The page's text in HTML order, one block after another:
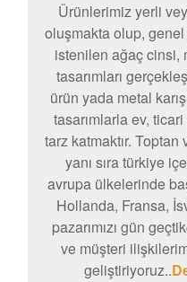
Ürünlerimiz yerli
oluşmakta olup,
istenilen ağaç cinsi,
tasarımları
ürün yada metal
tasarımlarla ev,
tarz katmaktır. Toptan
yanı sıra türkiye
avrupa ülkelerinde
Hollanda, Fransa,
pazarımızı gün
ve müşteri
geliştiriyoruz..